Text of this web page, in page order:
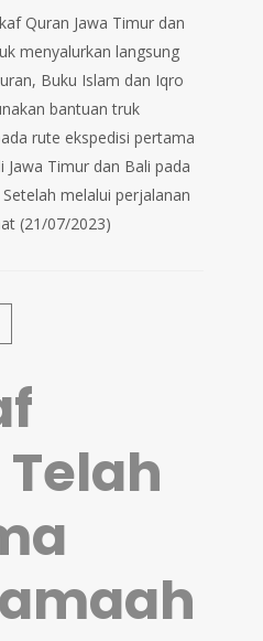
Quran Jawa Timur dan
menyalurkan langsung
Buku Islam dan Iqro
bantuan truk
rute ekspedisi pertama
Timur dan Bali pada
melalui perjalanan
(21/07/2023)